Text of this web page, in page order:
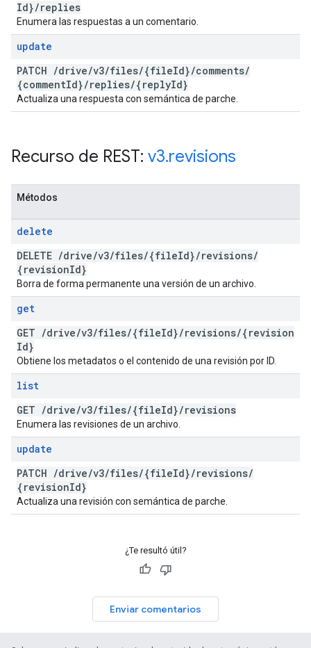
Id}/replies
Enumera las respuestas a un comentario.
update
PATCH /drive/v3/files/{fileId}/comments/
{commentId}/replies/{replyId}
Actualiza una respuesta con semántica de parche.
Recurso de REST: v3.revisions
Métodos
delete
DELETE /drive/v3/files/{fileId}/revisions/
{revisionId}
Borra de forma permanente una versión de un archivo.
get
GET /drive/v3/files/{fileId}/revisions/{revision
Id}
Obtiene los metadatos o el contenido de una revisión por ID.
list
GET /drive/v3/files/{fileId}/revisions
Enumera las revisiones de un archivo.
update
PATCH /drive/v3/files/{fileId}/revisions/
{revisionId}
Actualiza una revisión con semántica de parche.
¿Te resultó útil?
Enviar comentarios